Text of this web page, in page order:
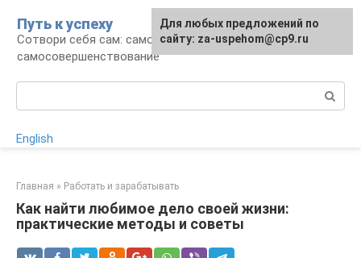
контенту
Путь к успеху
Сотвори себя сам: саморазвитие и
самосовершенствование
English
Главная » Работать и зарабатывать
Как найти любимое дело своей жизни:
практические методы и советы
Для любых предложений по
сайту: za-uspehom@cp9.ru